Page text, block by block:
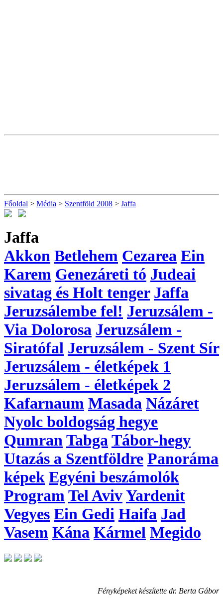
Főoldal > Média > Szentföld 2008 > Jaffa
Jaffa
Akkon Betlehem Cezarea Ein
Karem Genezáreti tó Judeai
sivatag és Holt tenger Jaffa
Jeruzsálembe fel! Jeruzsálem -
Via Dolorosa Jeruzsálem -
Siratófal Jeruzsálem - Szent Sír
Jeruzsálem - életképek 1
Jeruzsálem - életképek 2
Kafarnaum Masada Názáret
Nyolc boldogság hegye
Qumran Tabga Tábor-hegy
Utazás a Szentföldre Panoráma
képek Egyéni beszámolók
Program Tel AvivYardenit
Vegyes Ein Gedi Haifa Jad
Vasem Kána Kármel Megido
Fényképeket készítette dr. Berta Gábor